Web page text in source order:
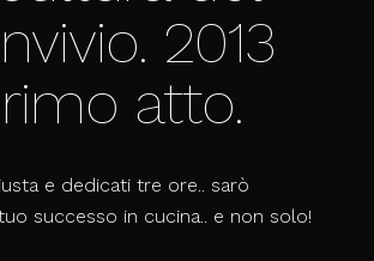
2013
atto.
e dedicati tre ore.. sarò
successo in cucina.. e non solo!